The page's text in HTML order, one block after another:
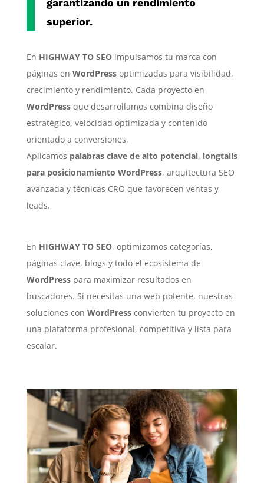
garantizando un rendimiento
superior.
En HIGHWAY TO SEOimpulsamos tu marca con
páginas en WordPressoptimizadas para visibilidad,
crecimiento y rendimiento. Cada proyecto en
WordPressque desarrollamos combina diseño
estratégico, velocidad optimizada y contenido
orientado a conversiones.
Aplicamos palabras clave de alto potencial, longtails
para posicionamiento WordPress, arquitectura SEO
avanzada y técnicas CRO que favorecen ventas y
leads.
En HIGHWAY TO SEO, optimizamos categorías,
páginas clave, blogs y todo el ecosistema de
WordPresspara maximizar resultados en
buscadores. Si necesitas una web potente, nuestras
soluciones con WordPressconvierten tu proyecto en
una plataforma profesional, competitiva y lista para
escalar.